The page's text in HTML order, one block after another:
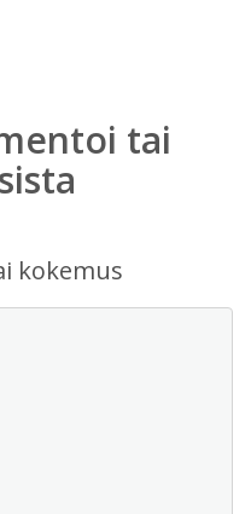
tai
kokemus